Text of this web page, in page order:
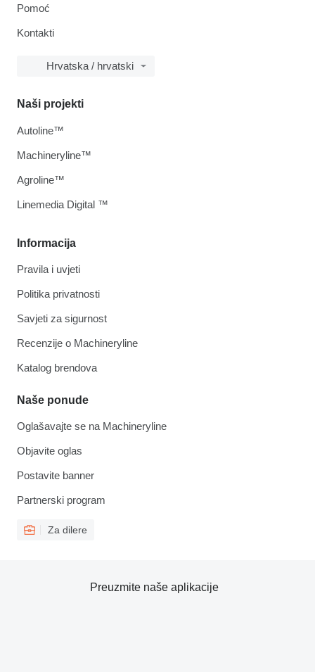
Pomoć
Kontakti
Hrvatska / hrvatski
Informacija
Pravila i uvjeti
Politika privatnosti
Savjeti za sigurnost
Recenzije o Machineryline
Katalog brendova
Naše ponude
Oglašavajte se na Machineryline
Objavite oglas
Postavite banner
Partnerski program
Za dilere
Naši projekti
Autoline™
Machineryline™
Agroline™
Linemedia Digital ™
Preuzmite naše aplikacije